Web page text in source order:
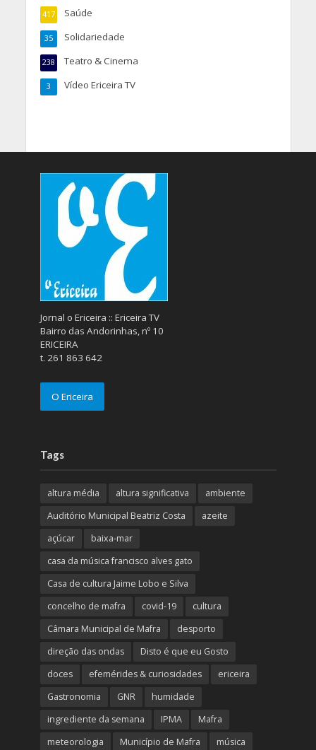
Saúde
417
Solidariedade
35
Teatro & Cinema
238
Vídeo Ericeira TV
3
Jornal o Ericeira :: Ericeira TV
Bairro das Andorinhas, nº 10
ERICEIRA
t. 261 863 642
O Ericeira
Tags
altura média altura significativa
ambiente
Auditório Municipal Beatriz Costa
azeite
açúcar
baixa-mar
casa da música francisco alves gato
Casa de cultura Jaime Lobo e Silva
concelho de mafra
covid-19
cultura
Câmara Municipal de Mafra
desporto
direção das ondas
Disto é que eu Gosto
doces
efemérides & curiosidades
ericeira
Gastronomia
GNR
humidade
ingrediente da semana
IPMA
Mafra
meteorologia
Município de Mafra música